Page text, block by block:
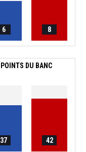
6 8
POINTS DU BANC
37 42